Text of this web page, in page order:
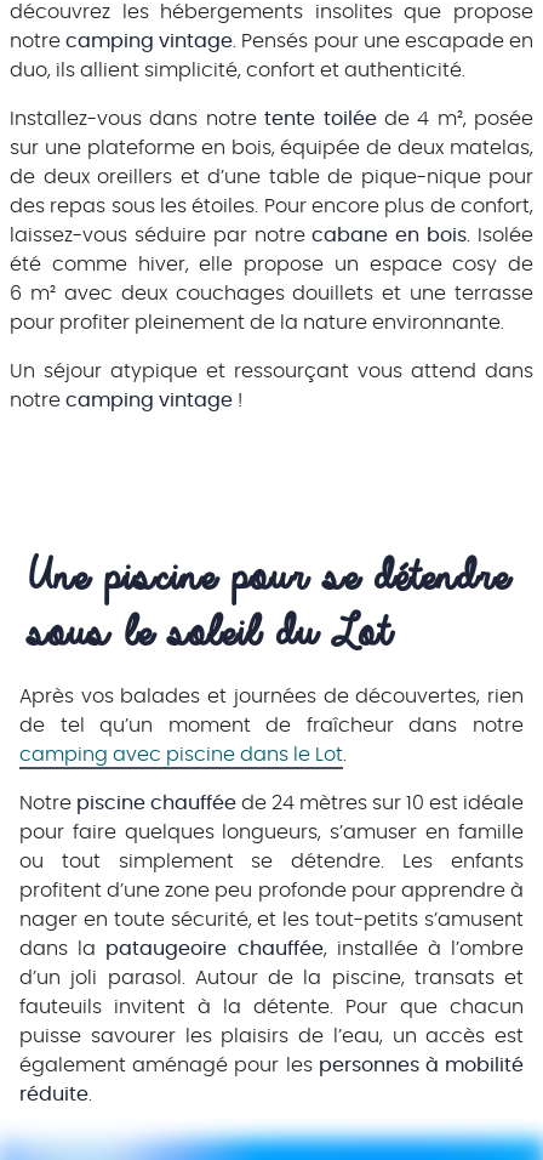
découvrez les hébergements insolites que propose
notrecamping vintage . Pensés pour une escapade en
duo, ils allient simplicité, confort et authenticité.
Installez-vous dans notretente toiléede 4 m², posée
sur une plateforme en bois, équipée de deux matelas,
de deux oreillers et d’une table de pique-nique pour
des repas sous les étoiles. Pour encore plus de confort,
laissez-vous séduire par notrecabane en bois . Isolée
été comme hiver, elle propose un espace cosy de
6 m² avec deux couchages douillets et une terrasse
pour profiter pleinement de la nature environnante.
Un séjour atypique et ressourçant vous attend dans
notre camping vintage !
Une piscine pour se détendre
sous le soleil du Lot
Après vos balades et journées de découvertes, rien
de tel qu’un moment de fraîcheur dans notre
camping avec piscine dans le Lot
Notre piscine chauffée de 24 mètres sur 10 est idéale
pour faire quelques longueurs, s’amuser en famille
ou tout simplement se détendre. Les enfants
profitent d’une zone peu profonde pour apprendre à
nager en toute sécurité, et les tout-petits s’amusent
dans la pataugeoire chauffée, installée à l’ombre
d’un joli parasol. Autour de la piscine, transats et
fauteuils invitent à la détente. Pour que chacun
puisse savourer les plaisirs de l’eau, un accès est
également aménagé pour les personnes à mobilité
réduite